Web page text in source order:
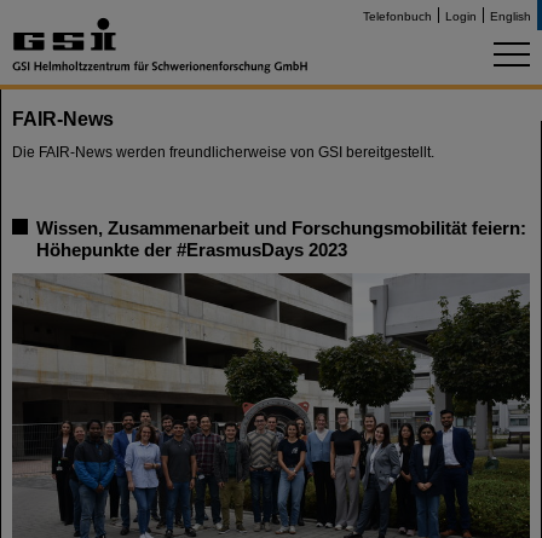
Telefonbuch Login English
FAIR-News
Die FAIR-News werden freundlicherweise von GSI bereitgestellt.
Wissen, Zusammenarbeit und Forschungsmobilität feiern:
Höhepunkte der #ErasmusDays 2023